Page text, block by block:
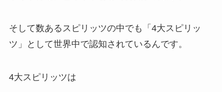
そして数あるスピリッツの中でも「4大スピリッ
ツ」として世界中で認知されているんです。
4大スピリッツは